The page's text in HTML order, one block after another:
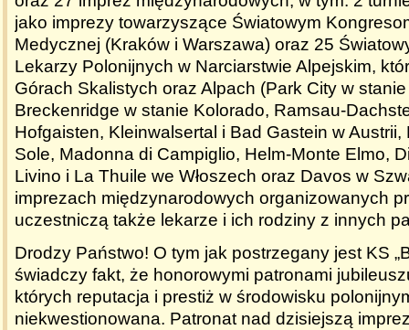
jako imprezy towarzyszące Światowym
Medycznej (Kraków i Warszawa) oraz 25
Lekarzy Polonijnych w Narciarstwie Alpejskim,
Górach Skalistych oraz Alpach (Park City w
Breckenridge w stanie Kolorado, Ramsau-
Hofgaisten, Kleinwalsertal i Bad Gastein w Austrii,
Sole, Madonna di Campiglio, Helm-Monte Elmo,
Livino i La Thuile we Włoszech oraz Davos w
imprezach międzynarodowych organizowanych
uczestniczą także lekarze i ich rodziny z innych
Drodzy Państwo! O tym jak postrzegany jest KS
świadczy fakt, że honorowymi patronami
których reputacja i prestiż w środowisku
niekwestionowana. Patronat nad dzisiejszą